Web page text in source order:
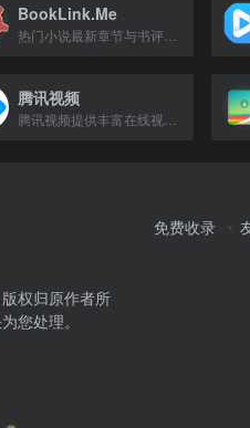
BookLink.Me
热门小说最新章节与书评讨论，助你战胜书荒
腾讯视频
腾讯视频提供丰富在线视频内容，满足用户观看需求。
权归原作者所
您处理。
免费收录